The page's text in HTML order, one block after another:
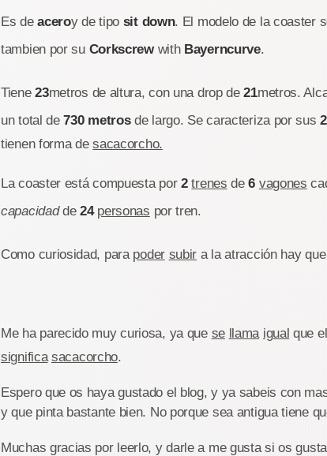
Es deaceroy de tipo sit down. El modelo de la coaster
tambien por su Corkscrewwith Bayerncurve.
Tiene23metros de altura, con una drop de21metros.
un total de730 metrosde largo. Se caracteriza por sus
tienen forma desacacorcho.
La coaster está compuesta por 2 trenes de6 vagones
capacidadde24 personas por tren.
Como curiosidad, para poder subir a la atracción hay
Me ha parecido muy curiosa, ya que se llama igual que
significa sacacorcho.
Espero que os haya gustado el blog, y ya sabeis con
y que pinta bastante bien. No porque sea antigua tiene
Muchas gracias por leerlo, y darle a me gusta si os